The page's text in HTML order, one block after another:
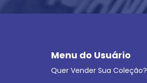
Menu do Usuário
Quer Vender Sua Coleção?